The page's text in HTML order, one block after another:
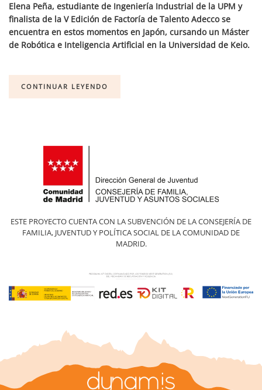
Elena Peña, estudiante de Ingeniería Industrial de la UPM y
finalista de la V Edición de Factoría de Talento Adecco se
encuentra en estos momentos en Japón, cursando un Máster
de Robótica e Inteligencia Artificial en la Universidad de Keio.
CONTINUAR LEYENDO
ESTE PROYECTO CUENTA CON LA SUBVENCIÓN DE LA CONSEJERÍA DE
FAMILIA, JUVENTUD Y POLÍTICA SOCIAL DE LA COMUNIDAD DE
MADRID.